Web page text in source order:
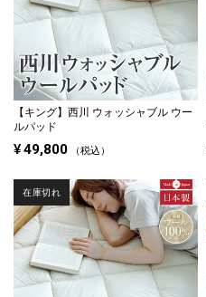
【キング】 西川 ウォッシャブル ウー
ルパッド
¥49,800 税込
在庫切れ